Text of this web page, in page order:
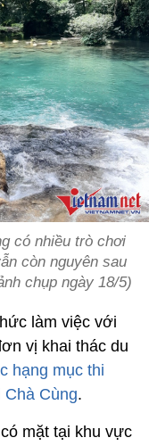
có nhiều trò chơi
còn nguyên sau
chụp ngày 18/5)
làm việc với
vị khai thác du
hạng mục thi
Cùng.
mặt tại khu vực